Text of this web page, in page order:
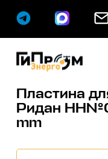
Пластина
Ридан
mm